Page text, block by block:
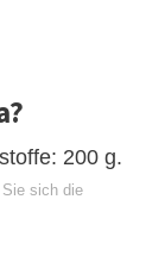
200 g.
Sie sich die